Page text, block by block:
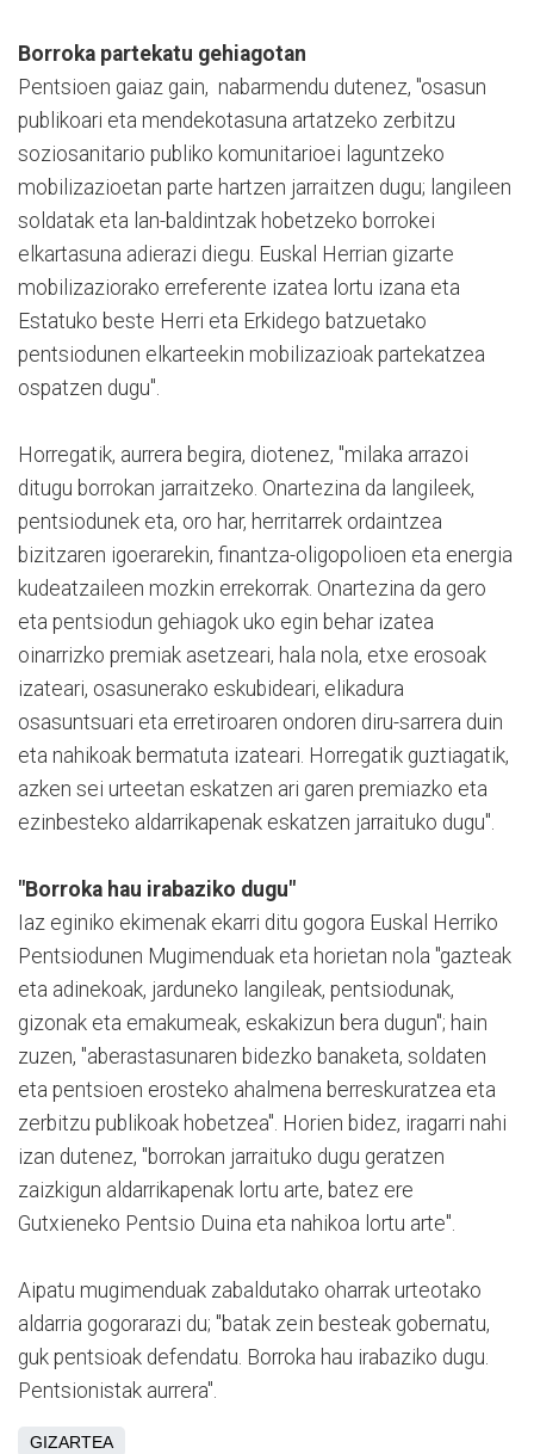
Borroka partekatu gehiagotan
Pentsioen gaiaz gain, nabarmendu dutenez, "osasun
publikoari eta mendekotasuna artatzeko zerbitzu
soziosanitario publiko komunitarioei laguntzeko
mobilizazioetan parte hartzen jarraitzen dugu; langileen
soldatak eta lan-baldintzak hobetzeko borrokei
elkartasuna adierazi diegu. Euskal Herrian gizarte
mobilizaziorako erreferente izatea lortu izana eta
Estatuko beste Herri eta Erkidego batzuetako
pentsiodunen elkarteekin mobilizazioak partekatzea
ospatzen dugu".
Horregatik, aurrera begira, diotenez, "milaka arrazoi
ditugu borrokan jarraitzeko. Onartezina da langileek,
pentsiodunek eta, oro har, herritarrek ordaintzea
bizitzaren igoerarekin, finantza-oligopolioen eta energia
kudeatzaileen mozkin errekorrak. Onartezina da gero
eta pentsiodun gehiagok uko egin behar izatea
oinarrizko premiak asetzeari, hala nola, etxe erosoak
izateari, osasunerako eskubideari, elikadura
osasuntsuari eta erretiroaren ondoren diru-sarrera duin
eta nahikoak bermatuta izateari. Horregatik guztiagatik,
azken sei urteetan eskatzen ari garen premiazko eta
ezinbesteko aldarrikapenak eskatzen jarraituko dugu".
"Borroka hau irabaziko dugu"
Iaz eginiko ekimenak ekarri ditu gogora Euskal Herriko
Pentsiodunen Mugimenduak eta horietan nola "gazteak
eta adinekoak, jarduneko langileak, pentsiodunak,
gizonak eta emakumeak, eskakizun bera dugun"; hain
zuzen, "aberastasunaren bidezko banaketa, soldaten
eta pentsioen erosteko ahalmena berreskuratzea eta
zerbitzu publikoak hobetzea". Horien bidez, iragarri nahi
izan dutenez, "borrokan jarraituko dugu geratzen
zaizkigun aldarrikapenak lortu arte, batez ere
Gutxieneko Pentsio Duina eta nahikoa lortu arte".
Aipatu mugimenduak zabaldutako oharrak urteotako
aldarria gogorarazi du; "batak zein besteak gobernatu,
guk pentsioak defendatu. Borroka hau irabaziko dugu.
Pentsionistak aurrera".
GIZARTEA